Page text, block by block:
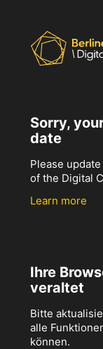
Sorry,
date
Please
of the Digital
Learn more
Ihre
veraltet
Bitte
alle
können.